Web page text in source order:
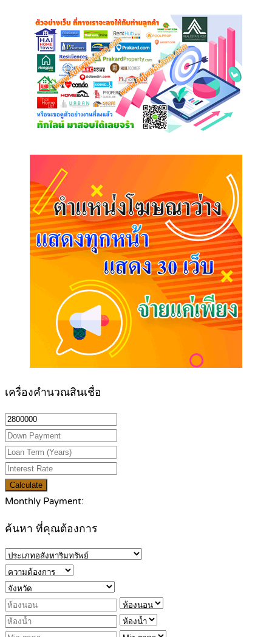
เครื่องคำนวณสินเชื่อ
Calculate
Monthly Payment:
ค้นหา ที่คุณต้องการ